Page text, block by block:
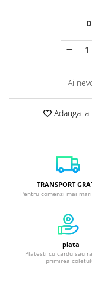
Ai
Adauga la
TRANSPORT
Pentru comenzi mai
plata
Platesti cu cardu sau
primirea